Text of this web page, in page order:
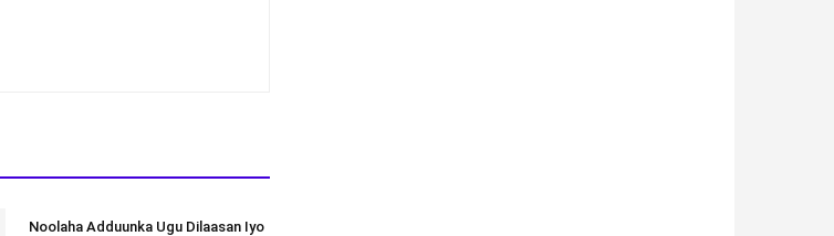
Noolaha Adduunka Ugu Dilaasan Iyo